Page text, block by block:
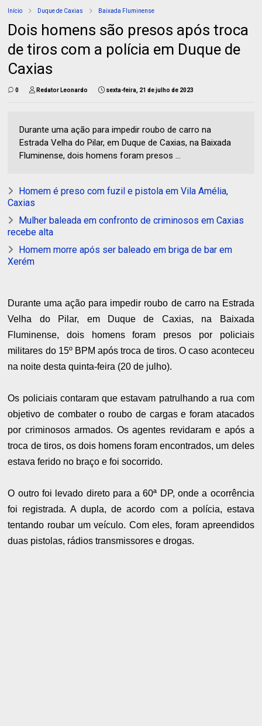
Início Duque de Caxias Baixada Fluminense
Dois homens são presos após troca
de tiros com a polícia em Duque de
Caxias
0 Redator Leonardo sexta-feira, 21 de julho de 2023
Durante uma ação para impedir roubo de carro na
Estrada Velha do Pilar, em Duque de Caxias, na Baixada
Fluminense, dois homens foram presos ...
Homem é preso com fuzil e pistola em Vila Amélia,
Caxias
Mulher baleada em confronto de criminosos em Caxias
recebe alta
Homem morre após ser baleado em briga de bar em
Xerém
Durante uma ação para impedir roubo de carro na Estrada
Velha do Pilar, em Duque de Caxias, na Baixada
Fluminense, dois homens foram presos por policiais
militares do 15º BPM após troca de tiros. O caso aconteceu
na noite desta quinta-feira (20 de julho).
Os policiais contaram que estavam patrulhando a rua com
objetivo de combater o roubo de cargas e foram atacados
por criminosos armados. Os agentes revidaram e após a
troca de tiros, os dois homens foram encontrados, um deles
estava ferido no braço e foi socorrido.
O outro foi levado direto para a 60ª DP, onde a ocorrência
foi registrada. A dupla, de acordo com a polícia, estava
tentando roubar um veículo. Com eles, foram apreendidos
duas pistolas, rádios transmissores e drogas.